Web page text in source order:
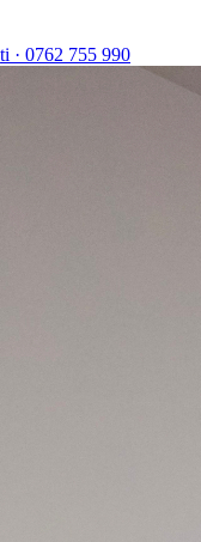
· 0762 755 990